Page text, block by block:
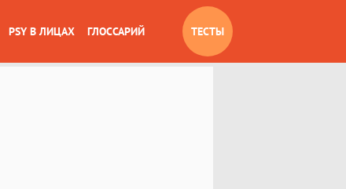
PSY В ЛИЦАХ ГЛОССАРИЙ ТЕСТЫ